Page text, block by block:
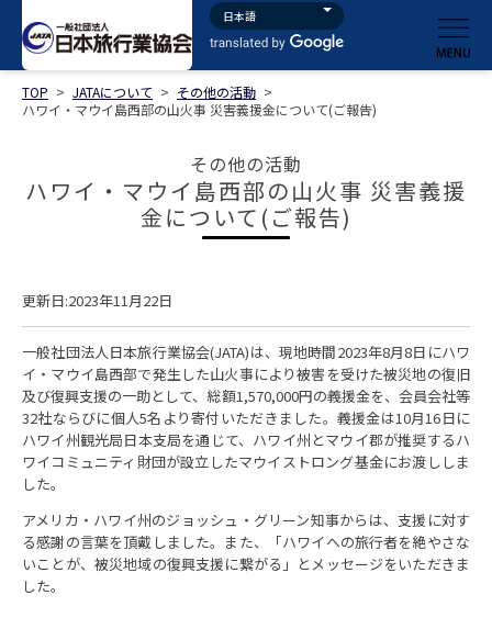
TOP > JATAについて > その他の活動 >
ハワイ・マウイ島西部の山火事 災害義援金について(ご報告)
その他の活動
ハワイ・マウイ島西部の山火事 災害義援
金について(ご報告)
更新日:2023年11月22日
一般社団法人日本旅行業協会(JATA)は、現地時間2023年8月8日にハワ
イ・マウイ島西部で発生した山火事により被害を受けた被災地の復旧
及び復興支援の一助として、総額1,570,000円の義援金を、会員会社等
32社ならびに個人5名より寄付いただきました。義援金は10月16日に
ハワイ州観光局日本支局を通じて、ハワイ州とマウイ郡が推奨するハ
ワイコミュニティ財団が設立したマウイストロング基金にお渡ししま
した。
アメリカ・ハワイ州のジョッシュ・グリーン知事からは、支援に対す
る感謝の言葉を頂戴しました。また、「ハワイへの旅行者を絶やさな
いことが、被災地域の復興支援に繋がる」とメッセージをいただきま
した。